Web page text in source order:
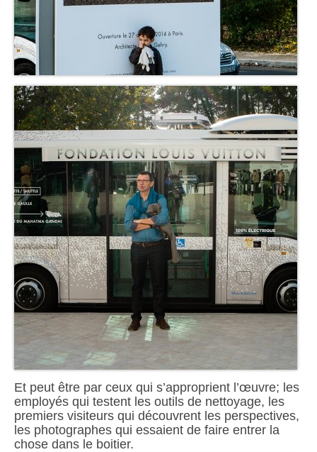
Et peut être par ceux qui s’approprient l’œuvre; les
employés qui testent les outils de nettoyage, les
premiers visiteurs qui découvrent les perspectives,
les photographes qui essaient de faire entrer la
chose dans le boitier.